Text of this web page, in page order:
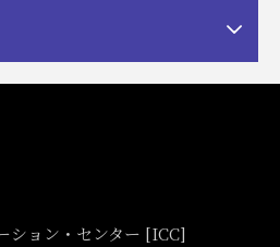
ション・センター [ICC]